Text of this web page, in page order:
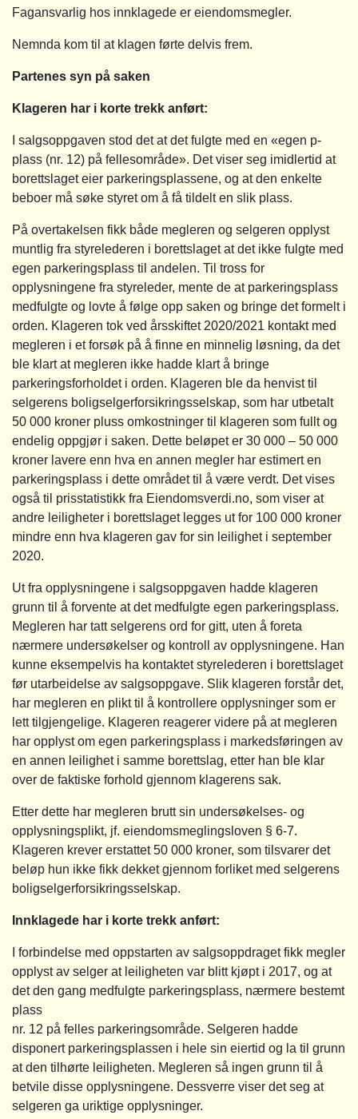
Fagansvarlig hos innklagede er eiendomsmegler.
Nemnda kom til at klagen førte delvis frem.
Partenes syn på saken
Klageren har i korte trekk anført:
I salgsoppgaven stod det at det fulgte med en «egen p-
plass (nr. 12) på fellesområde». Det viser seg imidlertid at
borettslaget eier parkeringsplassene, og at den enkelte
beboer må søke styret om å få tildelt en slik plass.
På overtakelsen fikk både megleren og selgeren opplyst
muntlig fra styrelederen i borettslaget at det ikke fulgte med
egen parkeringsplass til andelen. Til tross for
opplysningene fra styreleder, mente de at parkeringsplass
medfulgte og lovte å følge opp saken og bringe det formelt i
orden. Klageren tok ved årsskiftet 2020/2021 kontakt med
megleren i et forsøk på å finne en minnelig løsning, da det
ble klart at megleren ikke hadde klart å bringe
parkeringsforholdet i orden. Klageren ble da henvist til
selgerens boligselgerforsikringsselskap, som har utbetalt
50 000 kroner pluss omkostninger til klageren som fullt og
endelig oppgjør i saken. Dette beløpet er 30 000 – 50 000
kroner lavere enn hva en annen megler har estimert en
parkeringsplass i dette området til å være verdt. Det vises
også til prisstatistikk fra Eiendomsverdi.no, som viser at
andre leiligheter i borettslaget legges ut for 100 000 kroner
mindre enn hva klageren gav for sin leilighet i september
2020.
Ut fra opplysningene i salgsoppgaven hadde klageren
grunn til å forvente at det medfulgte egen parkeringsplass.
Megleren har tatt selgerens ord for gitt, uten å foreta
nærmere undersøkelser og kontroll av opplysningene. Han
kunne eksempelvis ha kontaktet styrelederen i borettslaget
før utarbeidelse av salgsoppgave. Slik klageren forstår det,
har megleren en plikt til å kontrollere opplysninger som er
lett tilgjengelige. Klageren reagerer videre på at megleren
har opplyst om egen parkeringsplass i markedsføringen av
en annen leilighet i samme borettslag, etter han ble klar
over de faktiske forhold gjennom klagerens sak.
Etter dette har megleren brutt sin undersøkelses- og
opplysningsplikt, jf. eiendomsmeglingsloven § 6-7.
Klageren krever erstattet 50 000 kroner, som tilsvarer det
beløp hun ikke fikk dekket gjennom forliket med selgerens
boligselgerforsikringsselskap.
Innklagede har i korte trekk anført:
I forbindelse med oppstarten av salgsoppdraget fikk megler
opplyst av selger at leiligheten var blitt kjøpt i 2017, og at
det den gang medfulgte parkeringsplass, nærmere bestemt
plass
nr. 12 på felles parkeringsområde. Selgeren hadde
disponert parkeringsplassen i hele sin eiertid og la til grunn
at den tilhørte leiligheten. Megleren så ingen grunn til å
betvile disse opplysningene. Dessverre viser det seg at
selgeren ga uriktige opplysninger.